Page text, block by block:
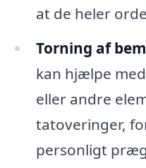
at de heler
Torning af
kan hjælpe
eller andre
tatoveringer,
personligt